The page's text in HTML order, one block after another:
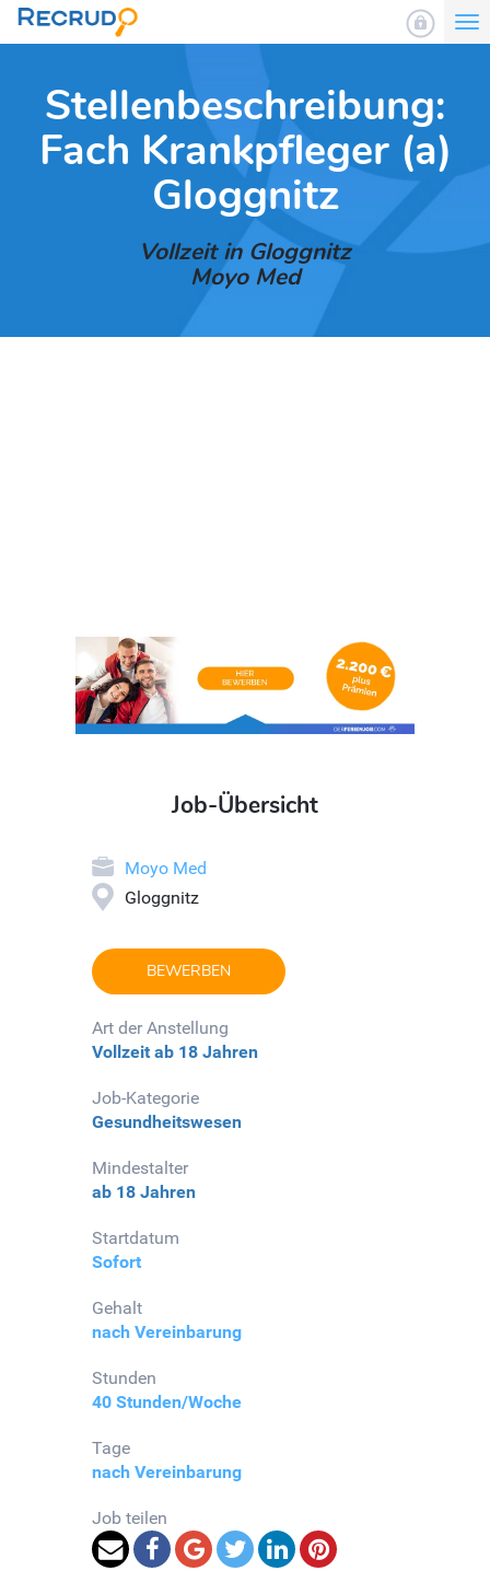
Stellenbeschreibung:
Fach Krankpfleger (a)
Gloggnitz
Vollzeit in Gloggnitz
Moyo Med
Job-Übersicht
Moyo Med
Gloggnitz
BEWERBEN
Art der Anstellung
Vollzeit ab 18 Jahren
Job-Kategorie
Gesundheitswesen
Mindestalter
ab 18 Jahren
Startdatum
Sofort
Gehalt
nach Vereinbarung
Stunden
40 Stunden/Woche
Tage
nach Vereinbarung
Job teilen